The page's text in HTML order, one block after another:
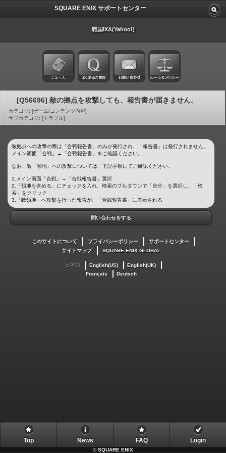
SQUARE ENIX サポートセンター
戦国IXA(Yahoo!)
[Q56696] 敵の拠点を攻撃しても、報告書が届きません。
カテゴリ: [ゲーム/コンテンツ内容]
サブカテゴリ: [トラブル]
敵拠点への攻撃の際は「合戦報告書」のみが発行され、「報告書」は発行されません。
メイン画面「合戦」→「合戦報告書」をご確認ください。
なお、敵「領地」への攻撃については、下記手順にてご確認ください。
1.メイン画面「合戦」→「合戦報告書」選択
2.「領地を含める」にチェックを入れ、検索のプルダウンで「自分」を選択し、「検
索」をクリック
3.「敵領地」へ攻撃を行った報告が、「合戦報告書」に表示される
問い合わせをする
このサイトについて プライバシーポリシー
サポートセンター
サイトマップ
SQUARE ENIX GLOBAL
日本語 English(US)
English(UK)
Français
Deutsch
Top News FAQ Login
©SQUARE ENIX